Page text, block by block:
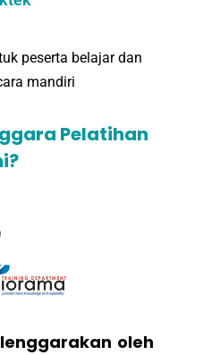
peserta belajar dan
mandiri
Pelatihan
oleh